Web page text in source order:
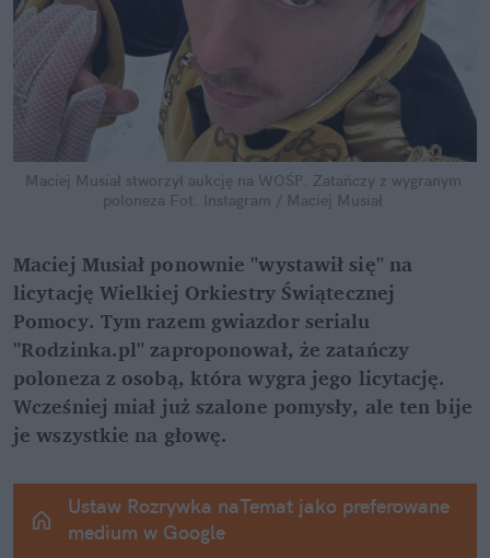
Maciej Musiał stworzył aukcję na WOŚP. Zatańczy z wygranym
poloneza Fot. Instagram / Maciej Musiał
Maciej Musiał ponownie "wystawił się" na
licytację Wielkiej Orkiestry Świątecznej
Pomocy. Tym razem gwiazdor serialu
"Rodzinka.pl" zaproponował, że zatańczy
poloneza z osobą, która wygra jego licytację.
Wcześniej miał już szalone pomysły, ale ten bije
je wszystkie na głowę.
Ustaw Rozrywka naTemat jako preferowane
medium w Google